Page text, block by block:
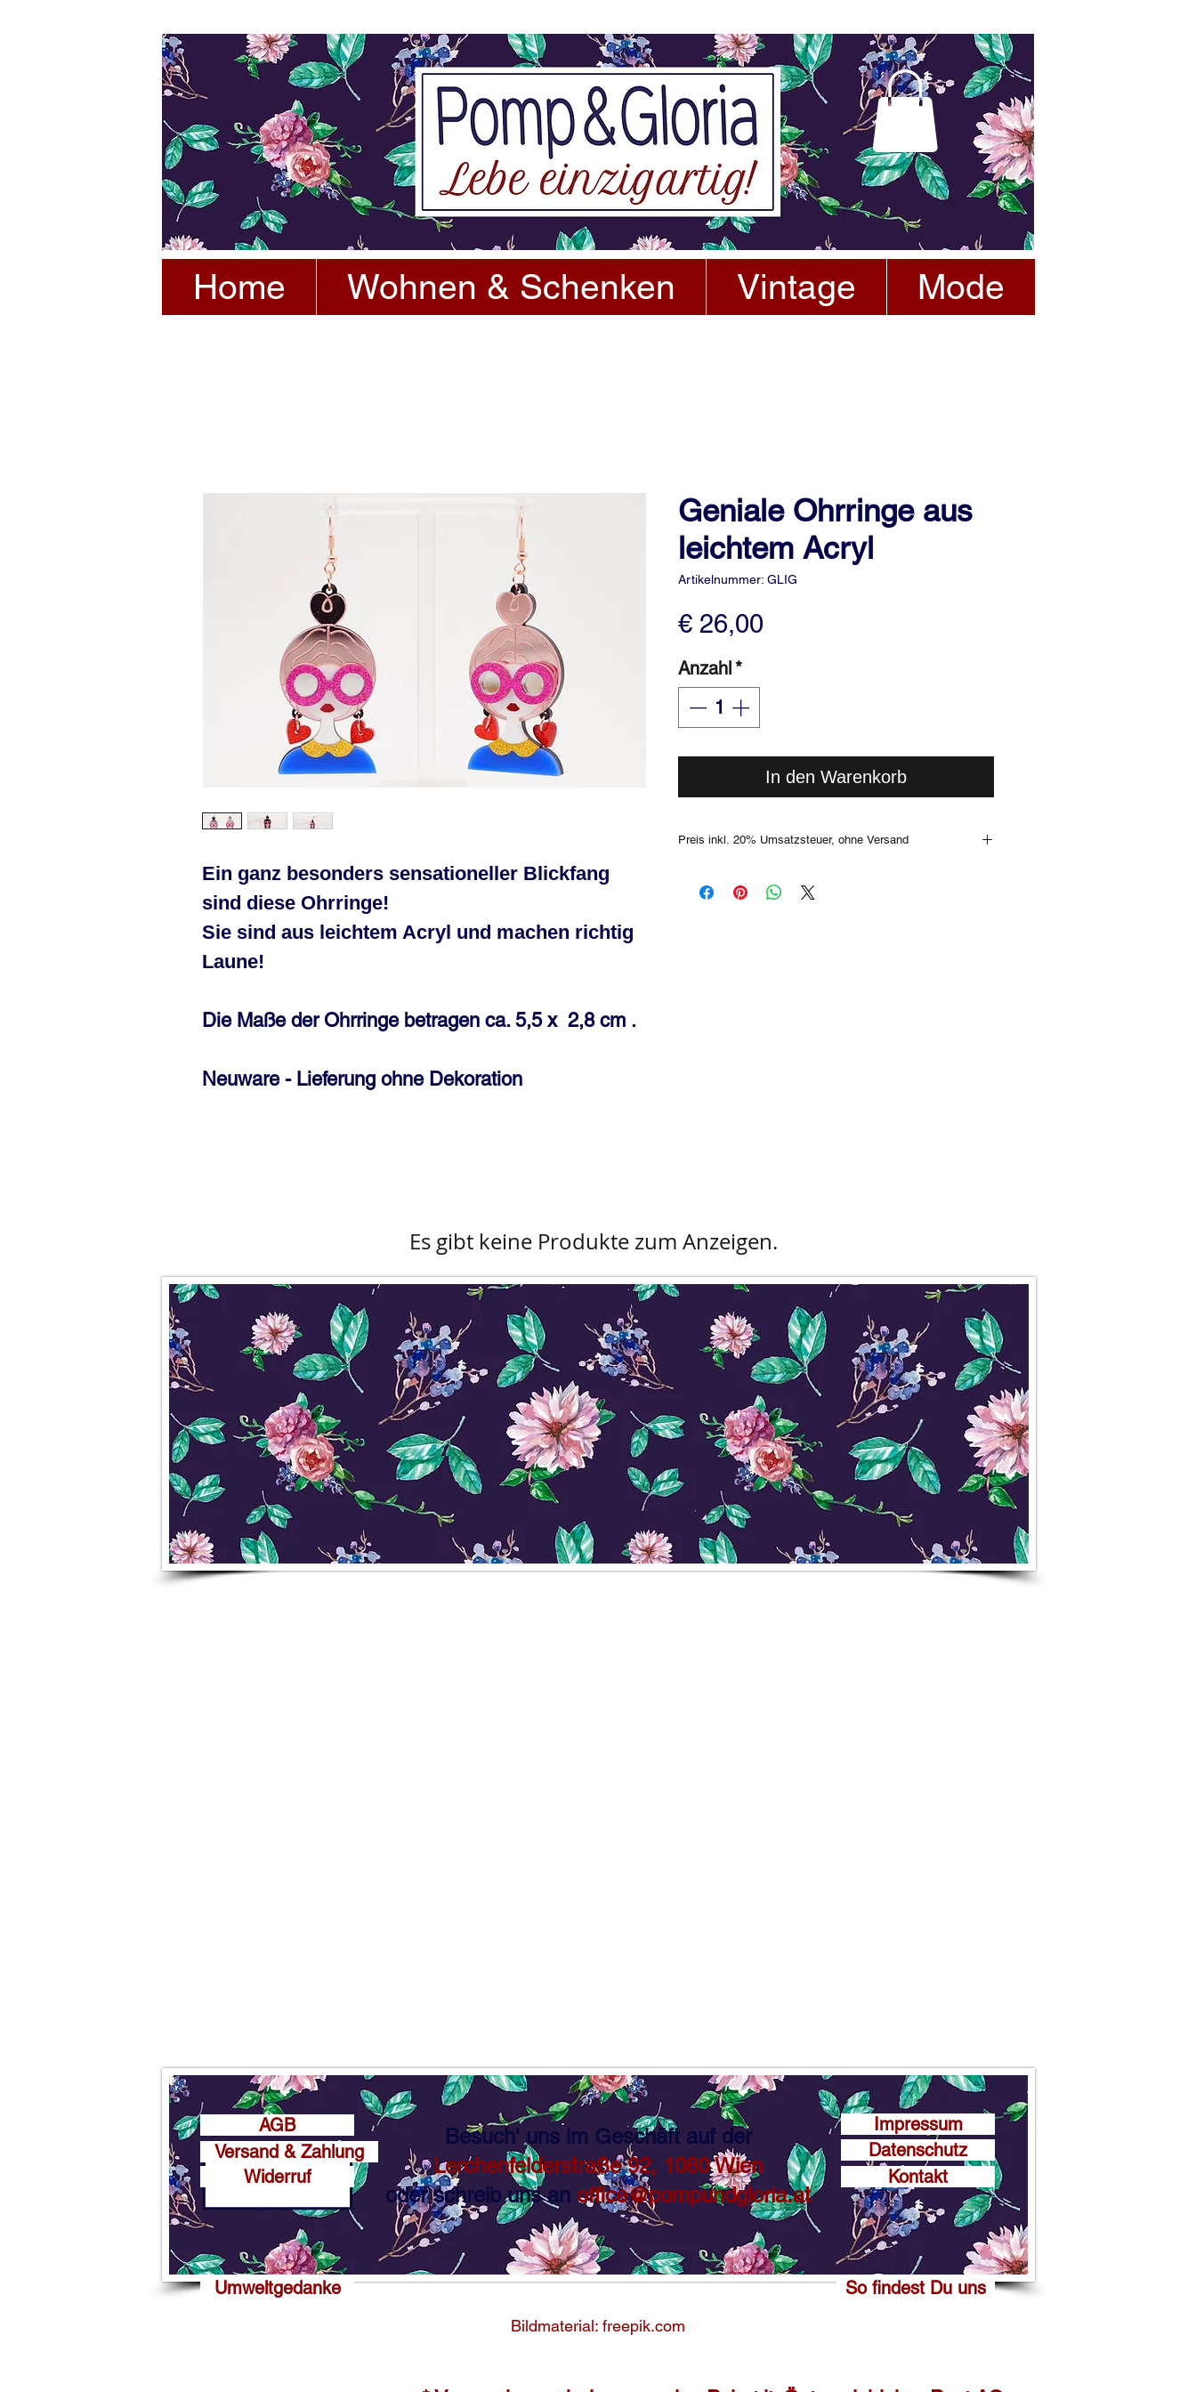
Home Wohnen & Schenken Vintage Mode
Ein ganz besonders sensationeller Blickfang
sind diese Ohrringe!
Sie sind aus leichtem Acryl und machen richtig
Laune!
Die Maße der Ohrringe betragen ca. 5,5 x 2,8 cm .
Neuware - Lieferung ohne Dekoration
Geniale Ohrringe aus
leichtem Acryl
Artikelnummer: GLIG
€ 26,00
Anzahl*
In den Warenkorb
Preis inkl. 20% Umsatzsteuer, ohne Versand
unterschiedlichen Monitorverhältnisse möglich!
Es gibt keine Produkte zum Anzeigen.
Besuch' uns im Geschäft auf der
Lerchenfelderstraße 92, 1080 Wien
oder schreib uns an office@pompundgloria.at
AGB
Versand & Zahlung
Widerruf
Umweltgedanke
Datenschutz
Impressum
Kontakt
So findest Du uns
Bildmaterial: freepik.com